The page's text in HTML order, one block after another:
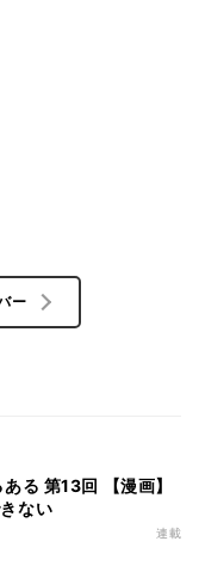
ー
る 第13回 【漫画】
ない
連載